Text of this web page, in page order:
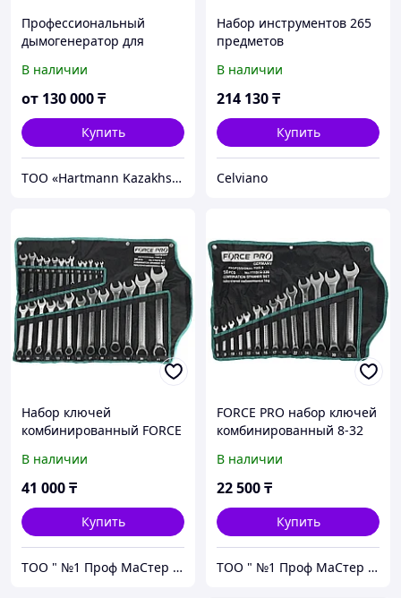
Профессиональный
дымогенератор для
в авто
В наличии
от 130 000₸
Купить
ТОО «Hartmann Kazakhstan»
Набор инструментов 265
предметов
В наличии
214 130₸
Купить
Celviano
Набор ключей
комбинированный FORCE
В наличии
41 000₸
Купить
ТОО " №1 Проф МаСтер ZNZS"
FORCE PRO набор ключей
комбинированный 8-32
В наличии
22 500₸
Купить
ТОО " №1 Проф МаСтер ZNZS"